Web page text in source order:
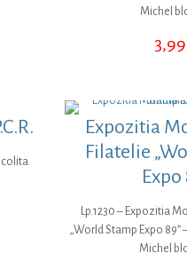
Michel
3,99
colita
Expozitia
Filatelie
Expo
Lp.1230 – Expozitia
„World Stamp Expo
Michel